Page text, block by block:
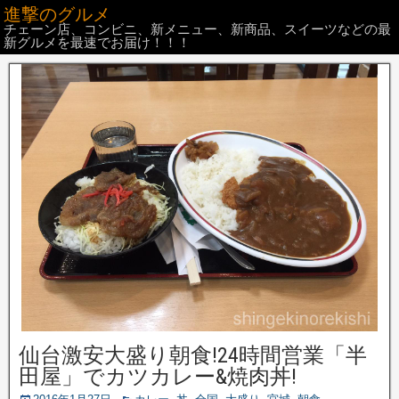
進撃のグルメ
チェーン店、コンビニ、新メニュー、新商品、スイーツなどの最
新グルメを最速でお届け！！！
仙台激安大盛り朝食!24時間営業「半
田屋」でカツカレー&焼肉丼!